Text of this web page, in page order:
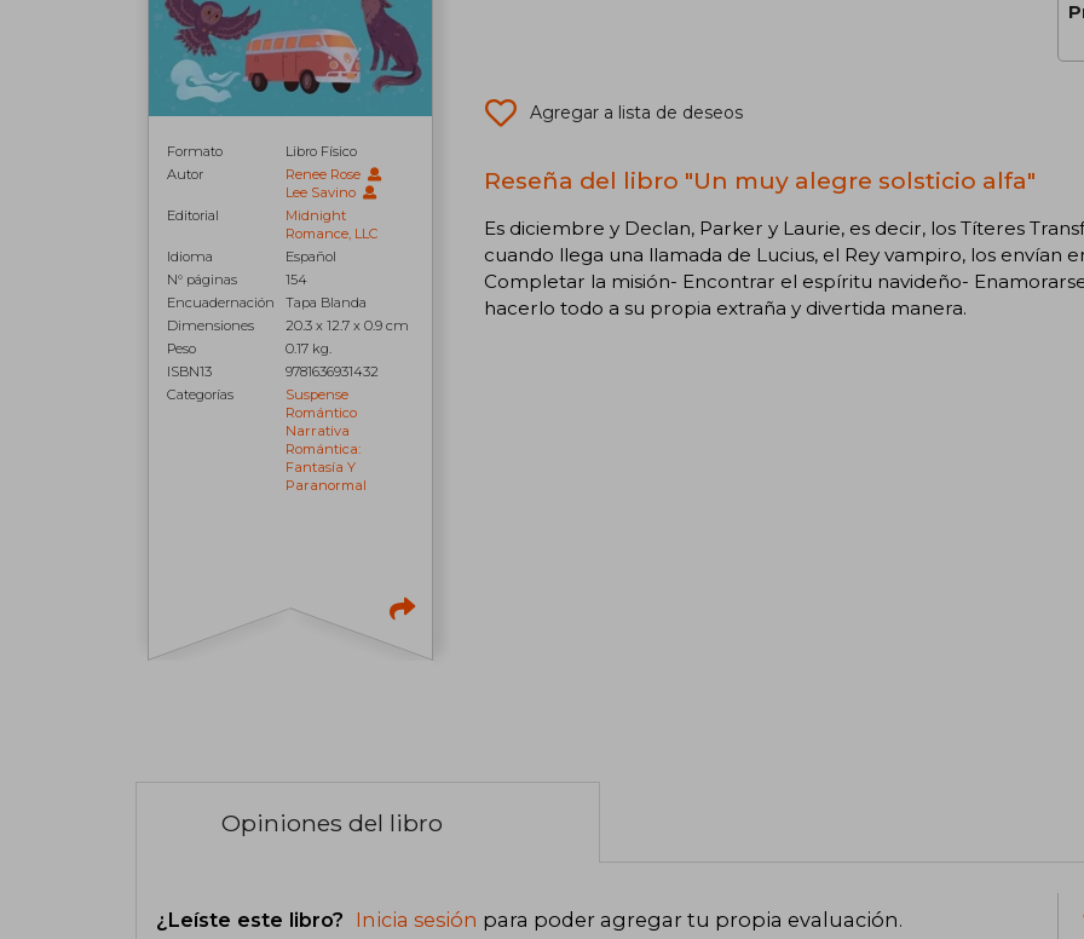
Formato
Libro Físico
Autor
Renee Rose
Lee Savino
Editorial
Midnight
Romance, LLC
Idioma
Español
N° páginas
154
Encuadernación
Tapa Blanda
Dimensiones
20.3 x 12.7 x 0.9 cm
Peso
0.17 kg.
ISBN13
9781636931432
Categorías
Suspense
Romántico
Narrativa
Romántica:
Fantasía Y
Paranormal
Agregar a lista de deseos
Reseña del libro "Un muy alegre solsticio alfa"
Es diciembre y Declan, Parker y Laurie, es decir, los Títeres
cuando llega una llamada de Lucius, el Rey vampiro, los envían
Completar la misión- Encontrar el espíritu navideño-
hacerlo todo a su propia extraña y divertida manera.
Opiniones del libro
¿Leíste este libro? Inicia sesión para poder agregar tu propia evaluación.